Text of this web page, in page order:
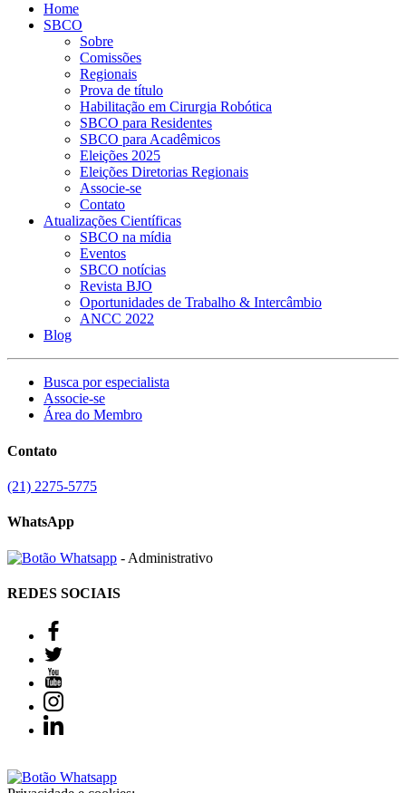
Home
SBCO
Sobre
Comissões
Regionais
Prova de título
Habilitação em Cirurgia Robótica
SBCO para Residentes
SBCO para Acadêmicos
Eleições 2025
Eleições Diretorias Regionais
Associe-se
Contato
Atualizações Científicas
SBCO na mídia
Eventos
SBCO notícias
Revista BJO
Oportunidades de Trabalho & Intercâmbio
ANCC 2022
Blog
Busca por especialista
Associe-se
Área do Membro
Contato
(21) 2275-5775
WhatsApp
- Administrativo
REDES SOCIAIS